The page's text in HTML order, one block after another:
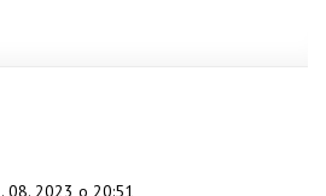
08. 2023 o 20:51